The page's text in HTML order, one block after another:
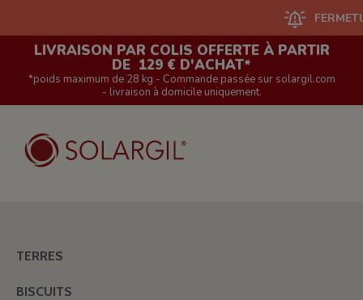
LIVRAISON PAR COLIS OFFERTE À PARTIR
DE 129 € D'ACHAT*
*poids maximum de 28 kg - Commande passée sur solargil.com
- livraison à domicile uniquement.
TERRES
BISCUITS